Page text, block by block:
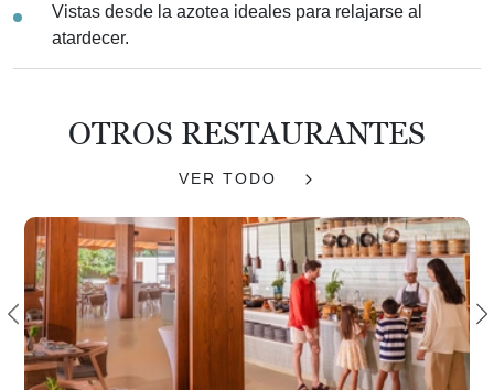
Vistas desde la azotea ideales para relajarse al
atardecer.
OTROS RESTAURANTES
VER TODO